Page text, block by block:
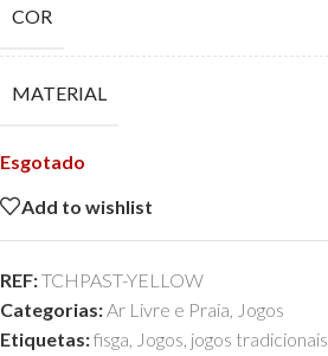
COR
MATERIAL
Esgotado
Add to wishlist
REF:TCHPAST-YELLOW
Categorias:Ar Livre e Praia, Jogos
Etiquetas:fisga, Jogos, jogos tradicionais